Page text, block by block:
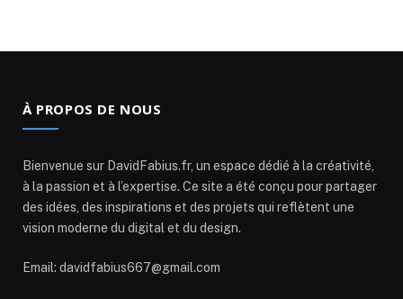
À PROPOS DE NOUS
Bienvenue sur DavidFabius.fr, un espace dédié à la créativité,
à la passion et à l’expertise. Ce site a été conçu pour partager
des idées, des inspirations et des projets qui reflètent une
vision moderne du digital et du design.
Email: davidfabius667@gmail.com